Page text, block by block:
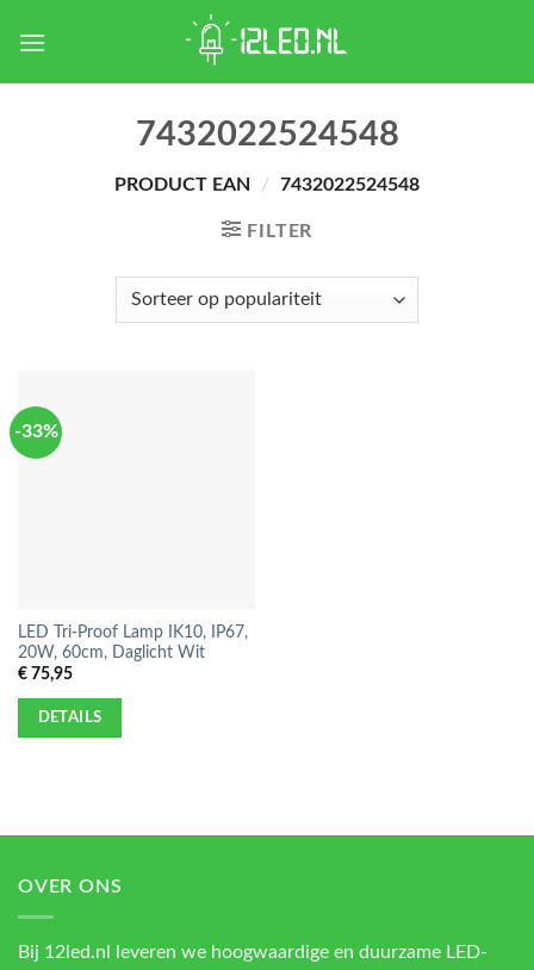
7432022524548
PRODUCT EAN / 7432022524548
FILTER
-33%
LED Tri-Proof Lamp IK10, IP67,
20W, 60cm, Daglicht Wit
€75,95
DETAILS
OVER ONS
Bij 12led.nl leveren we hoogwaardige en duurzame LED-